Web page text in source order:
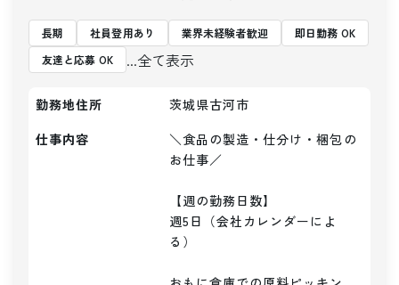
長期 社員登用あり 業界未経験者歓迎
即日勤務 OK
友達と応募 OK
...全て表示
勤務地住所
茨城県古河市
仕事内容
＼食品の製造・仕分け・梱包の
お仕事／
【週の勤務日数】
週5日（会社カレンダーによ
る）